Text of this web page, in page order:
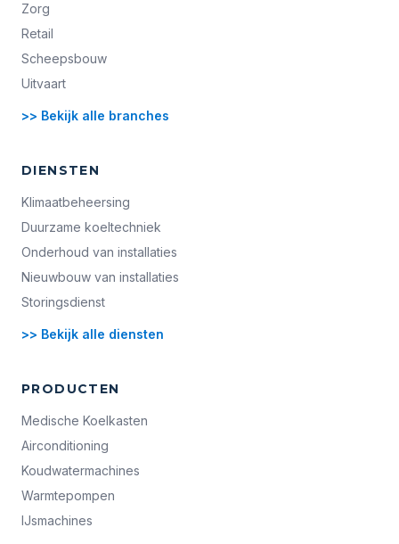
Zorg
Retail
Scheepsbouw
Uitvaart
>> Bekijk alle branches
DIENSTEN
Klimaatbeheersing
Duurzame koeltechniek
Onderhoud van installaties
Nieuwbouw van installaties
Storingsdienst
>> Bekijk alle diensten
PRODUCTEN
Medische Koelkasten
Airconditioning
Koudwatermachines
Warmtepompen
IJsmachines